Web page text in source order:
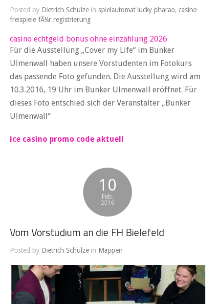
Posted by Dietrich Schulze in spielautomat lucky pharao, casino
freispiele fÃ¼r registrierung
casino echtgeld bonus ohne einzahlung 2026
Für die Ausstellung „Cover my Life“ im Bunker
Ulmenwall haben unsere Vorstudenten im Fotokurs
das passende Foto gefunden. Die Ausstellung wird am
10.3.2016, 19 Uhr im Bunker Ulmenwall eröffnet. Für
dieses Foto entschied sich der Veranstalter „Bunker
Ulmenwall“
ice casino promo code aktuell
10
Feb.
2016
Vom Vorstudium an die FH Bielefeld
Posted by Dietrich Schulze in Mappen